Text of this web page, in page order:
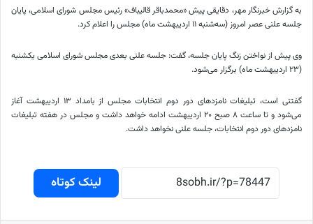
به گزارش خبرنگار مهر، دقایقی پیش «محمدباقر قالیباف» رئیس مجلس شورای اسلامی، پایان
جلسه علنی عصر امروز (سه‌شنبه ۱۱ اردیبهشت ماه) مجلس را اعلام کرد.
وی پیش از نواختن زنگ پایان جلسه، گفت: جلسه علنی بعدی مجلس شورای اسلامی یکشنبه
(۲۳ اردیبهشت ماه) برگزار می‌شود.
گفتنی است، تبلیغات نامزدهای دور دوم انتخابات مجلس از بامداد ۱۳ اردیبهشت آغاز
می‌شود و تا ساعت ۸ صبح ۲۰ اردیبهشت ادامه خواهد داشت و مجلس در هفته تبلیغات
نامزدهای دور دوم انتخابات، جلسه علنی نخواهد داشت.
لینک کوتاه